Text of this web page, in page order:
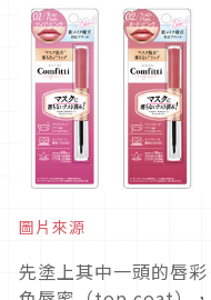
圖片來源
先塗上其中一頭的唇